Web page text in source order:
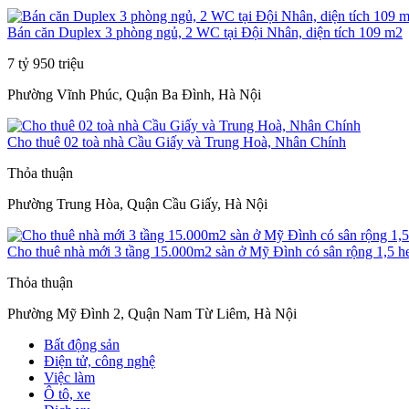
Bán căn Duplex 3 phòng ngủ, 2 WC tại Đội Nhân, diện tích 109 m2
7 tỷ 950 triệu
Phường Vĩnh Phúc, Quận Ba Đình, Hà Nội
Cho thuê 02 toà nhà Cầu Giấy và Trung Hoà, Nhân Chính
Thỏa thuận
Phường Trung Hòa, Quận Cầu Giấy, Hà Nội
Cho thuê nhà mới 3 tầng 15.000m2 sàn ở Mỹ Đình có sân rộng 1,5
Thỏa thuận
Phường Mỹ Đình 2, Quận Nam Từ Liêm, Hà Nội
Bất động sản
Điện tử, công nghệ
Việc làm
Ô tô, xe